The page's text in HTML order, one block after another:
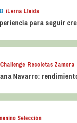
iLerna Lleida
para seguir
Recoletas Zamora
Navarro:
Selección